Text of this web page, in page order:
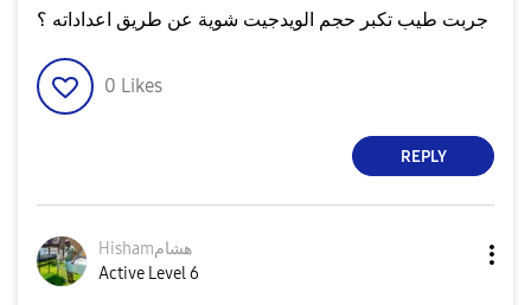
جربت طيب تكبر حجم الويدجيت شوية عن طريق اعداداته ؟
0 Likes
REPLY
Hishamهشام
Active Level 6